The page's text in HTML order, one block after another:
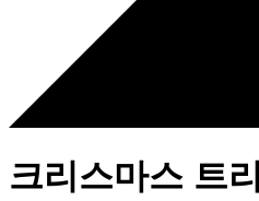
크리스마스 트